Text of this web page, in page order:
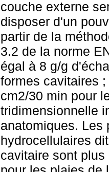
couche externe
disposer d'un
partir de la
3.2 de la norme
égal à 8 g/g
formes cavitaires
cm2/30 min pour
tridimensionnelle
anatomiques. Les
hydrocellulaires
cavitaire sont